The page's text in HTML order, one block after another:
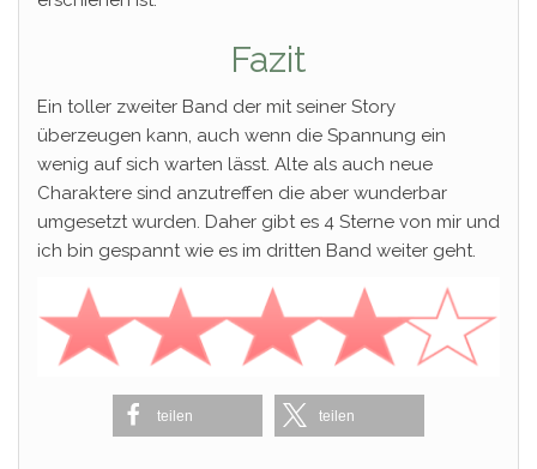
Fazit
Ein toller zweiter Band der mit seiner Story
überzeugen kann, auch wenn die Spannung ein
wenig auf sich warten lässt. Alte als auch neue
Charaktere sind anzutreffen die aber wunderbar
umgesetzt wurden. Daher gibt es 4 Sterne von mir und
ich bin gespannt wie es im dritten Band weiter geht.
teilen teilen